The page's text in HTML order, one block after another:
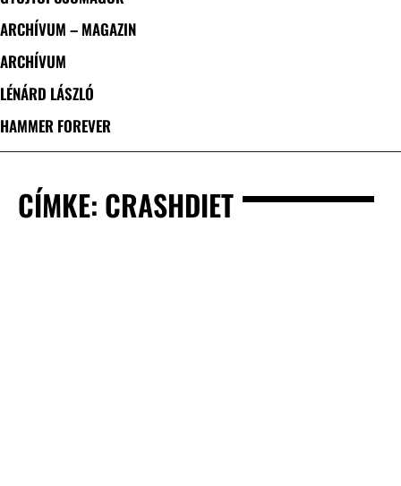
ARCHÍVUM – MAGAZIN
ARCHÍVUM
LÉNÁRD LÁSZLÓ
HAMMER FOREVER
CÍMKE: CRASHDIET